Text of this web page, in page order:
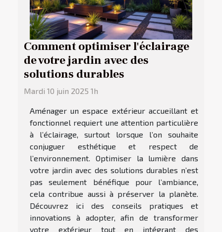
Comment optimiser l'éclairage
de votre jardin avec des
solutions durables
Mardi 10 juin 2025 1h
Aménager un espace extérieur accueillant et
fonctionnel requiert une attention particulière
à l’éclairage, surtout lorsque l’on souhaite
conjuguer esthétique et respect de
l’environnement. Optimiser la lumière dans
votre jardin avec des solutions durables n’est
pas seulement bénéfique pour l’ambiance,
cela contribue aussi à préserver la planète.
Découvrez ici des conseils pratiques et
innovations à adopter, afin de transformer
votre extérieur tout en intégrant des